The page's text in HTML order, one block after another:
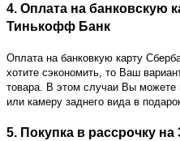
4. Оплата на банковскую
Тинькофф Банк
Оплата на банковкую карту
хотите сэкономить, то Ваш
товара. В этом случаи Вы можете
или камеру заднего вида в
5. Покупка в рассрочку на